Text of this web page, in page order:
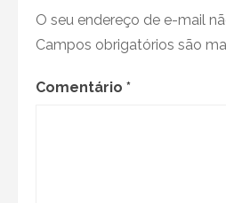
O seu endereço de e-mail
Campos obrigatórios são
Comentário *